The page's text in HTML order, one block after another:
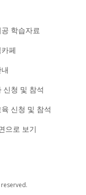
학습자료
페
신청 및 참석
신청 및 참석
으로 보기
reserved.